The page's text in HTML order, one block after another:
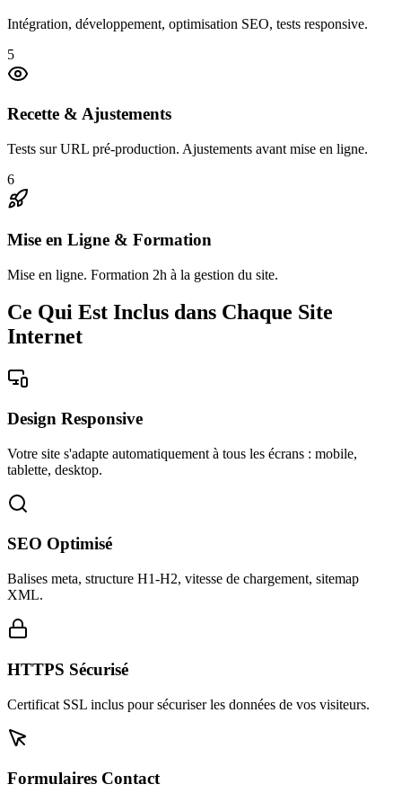
Intégration, développement, optimisation SEO, tests responsive.
5
Recette & Ajustements
Tests sur URL pré-production. Ajustements avant mise en ligne.
6
Mise en Ligne & Formation
Mise en ligne. Formation 2h à la gestion du site.
Ce Qui Est Inclus dans Chaque Site
Internet
Design Responsive
Votre site s'adapte automatiquement à tous les écrans : mobile,
tablette, desktop.
SEO Optimisé
Balises meta, structure H1-H2, vitesse de chargement, sitemap
XML.
HTTPS Sécurisé
Certificat SSL inclus pour sécuriser les données de vos visiteurs.
Formulaires Contact